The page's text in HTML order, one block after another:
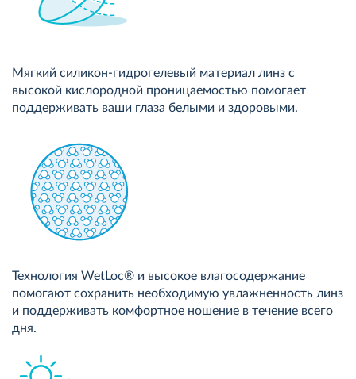
Мягкий силикон-гидрогелевый материал линз с
высокой кислородной проницаемостью помогает
поддерживать ваши глаза белыми и здоровыми.
Технология WetLoc® и высокое влагосодержание
помогают сохранить необходимую увлажненность линз
и поддерживать комфортное ношение в течение всего
дня.